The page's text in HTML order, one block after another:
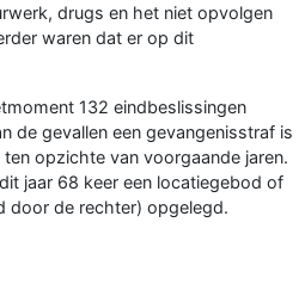
drugs en het niet opvolgen
waren dat er op dit
132 eindbeslissingen
de gevallen een gevangenisstraf is
opzichte van voorgaande jaren.
jaar 68 keer een locatiegebod of
door de rechter) opgelegd.